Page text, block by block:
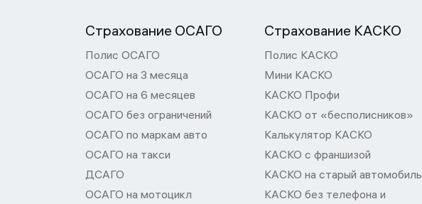
Страхование ОСАГО
Полис ОСАГО
ОСАГО на 3 месяца
ОСАГО на 6 месяцев
ОСАГО без ограничений
ОСАГО по маркам авто
ОСАГО на такси
ДСАГО
ОСАГО на мотоцикл
Страхование КАСКО
Полис КАСКО
Мини КАСКО
КАСКО Профи
КАСКО от «бесполисников»
Калькулятор КАСКО
КАСКО с франшизой
КАСКО на старый автомобиль
КАСКО без телефона и